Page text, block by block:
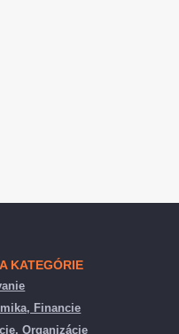
KATEGÓRIE
Financie
Organizácie